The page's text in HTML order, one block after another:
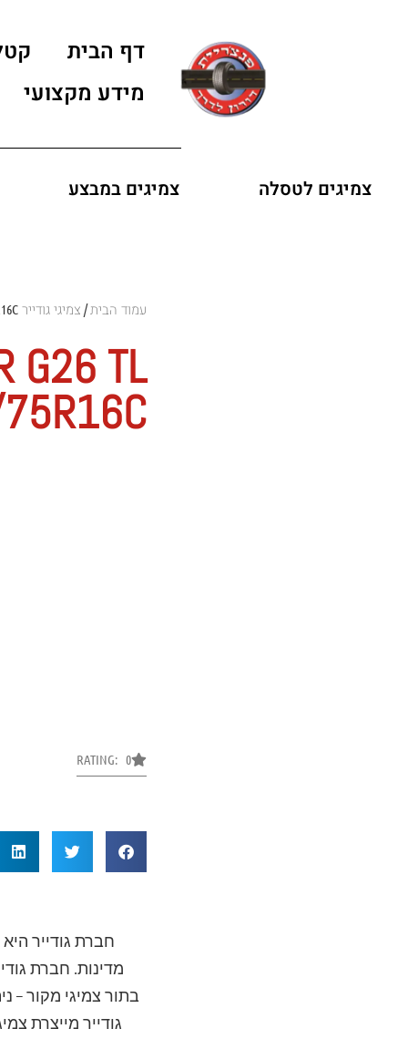
דף הבית
מידע מקצועי
צמיגים לטסלה צמיגים במבצע
עמוד הבית/ צמיגי גודייר GOODYEAR
G26 TL
RATING: 0
חברת גודייר
מדינות. חברת
בתור צמיגי מקור –
גודייר מייצרת